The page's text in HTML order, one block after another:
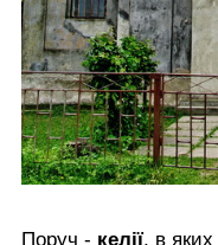
Поруч - келії, в